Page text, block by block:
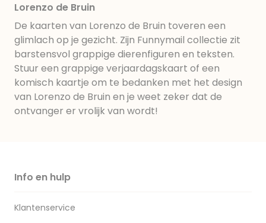
Lorenzo de Bruin
De kaarten van Lorenzo de Bruin toveren een
glimlach op je gezicht. Zijn Funnymail collectie zit
barstensvol grappige dierenfiguren en teksten.
Stuur een grappige verjaardagskaart of een
komisch kaartje om te bedanken met het design
van Lorenzo de Bruin en je weet zeker dat de
ontvanger er vrolijk van wordt!
Info en hulp
Klantenservice